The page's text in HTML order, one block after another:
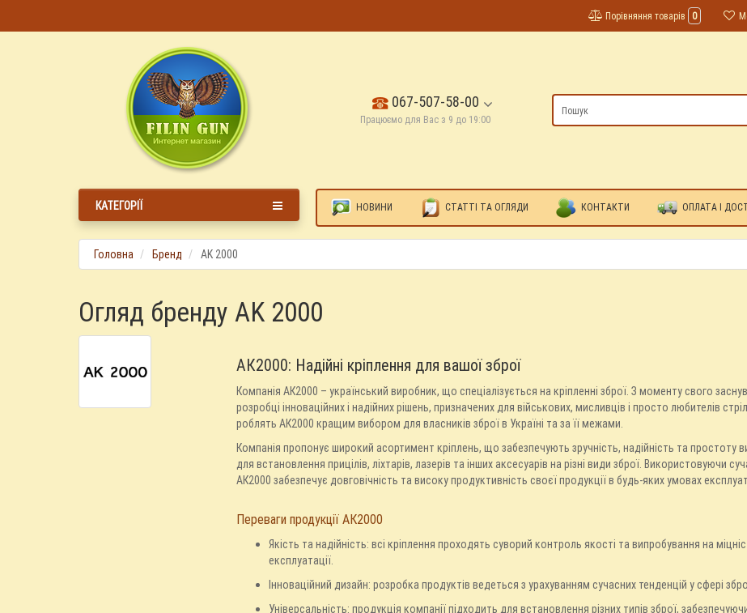
Порівняння товарів 0
067-507-58-00
Працюємо для Вас з 9 до 19:00
КАТЕГОРІЇ НОВИНИ СТАТТІ ТА ОГЛЯДИ КОНТАКТИ ОПЛАТА І
Головна Бренд AK 2000
Огляд бренду AK 2000
АК2000: Надійні кріплення для вашої зброї
Компанія АК2000 – український виробник, що спеціалізується на кріпленні зброї. З моменту свого
розробці інноваційних і надійних рішень, призначених для військових, мисливців і просто любителів
роблять АК2000 кращим вибором для власників зброї в Україні та за її межами.
Компанія пропонує широкий асортимент кріплень, що забезпечують зручність, надійність та простоту
для встановлення прицілів, ліхтарів, лазерів та інших аксесуарів на різні види зброї. Використовуючи
АК2000 забезпечує довговічність та високу продуктивність своєї продукції в будь-яких умовах
Переваги продукції АК2000
Якість та надійність: всі кріплення проходять суворий контроль якості та випробування на
експлуатації.
Інноваційний дизайн: розробка продуктів ведеться з урахуванням сучасних тенденцій у сфері
Універсальність: продукція компанії підходить для встановлення різних типів зброї,